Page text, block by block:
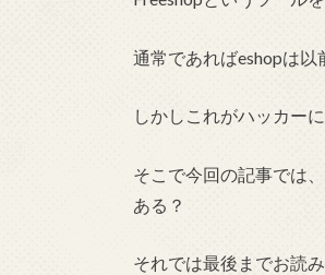
通常であればeshopは以
しかしこれがハッカー
そこで今回の記事では
ある？
それでは最後までお読